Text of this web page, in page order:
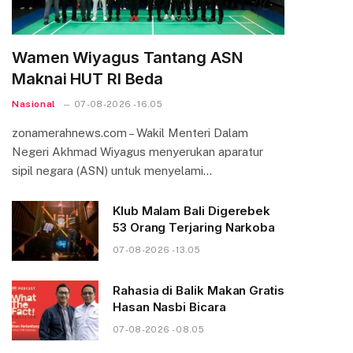
Wamen Wiyagus Tantang ASN
Maknai HUT RI Beda
Nasional 07-08-2026 - 16.05
zonamerahnews.com – Wakil Menteri Dalam
Negeri Akhmad Wiyagus menyerukan aparatur
sipil negara (ASN) untuk menyelami…
Klub Malam Bali Digerebek
53 Orang Terjaring Narkoba
07-08-2026 - 13.05
Rahasia di Balik Makan Gratis
Hasan Nasbi Bicara
07-08-2026 - 08.05